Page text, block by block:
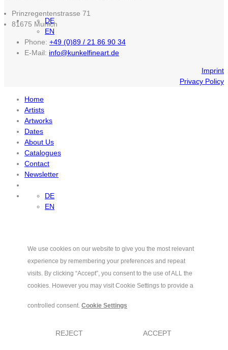
DE
EN
Prinzregentenstrasse 71
81675 Munich
Phone: +49 (0)89 / 21 86 90 34
E-Mail: info@kunkelfineart.de
Imprint
Privacy Policy
Home
Artists
Artworks
Dates
About Us
Catalogues
Contact
Newsletter
DE
EN
We use cookies on our website to give you the most relevant
experience by remembering your preferences and repeat
visits. By clicking “Accept”, you consent to the use of ALL the
cookies. However you may visit Cookie Settings to provide a
controlled consent. Cookie Settings
REJECT ACCEPT